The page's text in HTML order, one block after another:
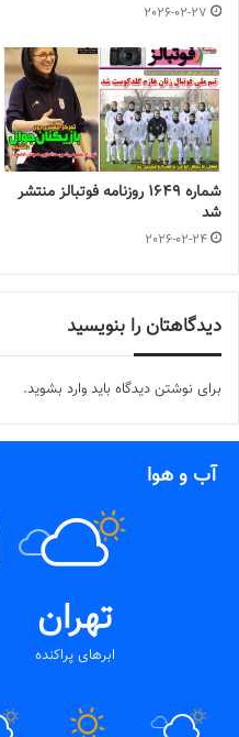
2026-02-27
شماره 1649 روزنامه فوتبالز منتشر
شد
2026-02-24
دیدگاهتان را بنویسید
برای نوشتن دیدگاه باید وارد بشوید.
آب و هوا
تهران
ابرهای پراکنده